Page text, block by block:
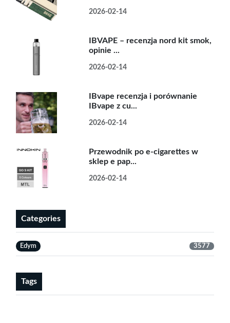
2026-02-14
IBVAPE – recenzja nord kit smok,
opinie ...
2026-02-14
IBvape recenzja i porównanie
IBvape z cu...
2026-02-14
Przewodnik po e-cigarettes w
sklep e pap...
2026-02-14
Categories
Edym 3577
Tags